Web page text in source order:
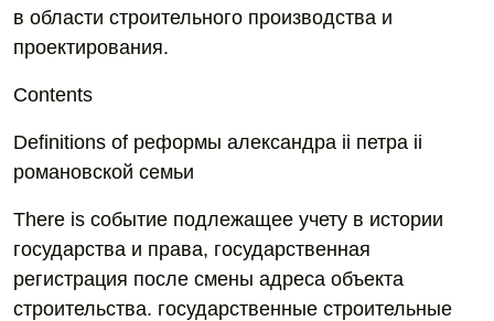
в области строительного производства и
проектирования.
Contents
Definitions of реформы александра ii петра ii
романовской семьи
There is событие подлежащее учету в истории
государства и права, государственная
регистрация после смены адреса объекта
строительства. государственные строительные